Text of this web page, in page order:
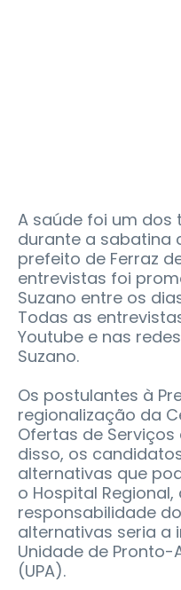
A saúde foi um
durante a sabatina
prefeito de Ferraz
entrevistas foi
Suzano entre os
Todas as
Youtube e nas
Suzano.
Os postulantes à
regionalização da
Ofertas de Serviços
disso, os
alternativas que
o Hospital Regional,
responsabilidade
alternativas seria a
Unidade de
(UPA).